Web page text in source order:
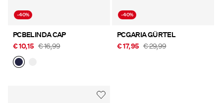
-40%
PCBELINDA CAP
€ 10,15 € 16,99
-40%
PCGARIA GÜRTEL
€ 17,95 € 29,99